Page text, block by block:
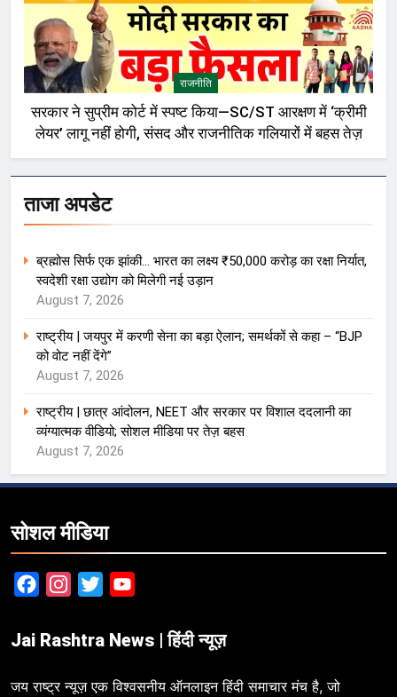
राजनीति
सरकार ने सुप्रीम कोर्ट में स्पष्ट किया—SC/ST आरक्षण में ‘क्रीमी
लेयर’ लागू नहीं होगी, संसद और राजनीतिक गलियारों में बहस तेज़
ताजा अपडेट
ब्रह्मोस सिर्फ एक झांकी… भारत का लक्ष्य ₹50,000 करोड़ का रक्षा निर्यात,
स्वदेशी रक्षा उद्योग को मिलेगी नई उड़ान
August 7, 2026
राष्ट्रीय | जयपुर में करणी सेना का बड़ा ऐलान; समर्थकों से कहा – “BJP
को वोट नहीं देंगे”
August 7, 2026
राष्ट्रीय | छात्र आंदोलन, NEET और सरकार पर विशाल ददलानी का
व्यंग्यात्मक वीडियो; सोशल मीडिया पर तेज़ बहस
August 7, 2026
सोशल मीडिया
FacebookInstagram
Twitter
Jai Rashtra News | हिंदी न्यूज़
जय राष्ट्र न्यूज़ एक विश्वसनीय ऑनलाइन हिंदी समाचार मंच है, जो